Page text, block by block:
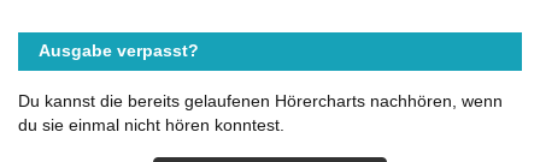
Ausgabe verpasst?
Du kannst die bereits gelaufenen Hörercharts nachhören, wenn
du sie einmal nicht hören konntest.